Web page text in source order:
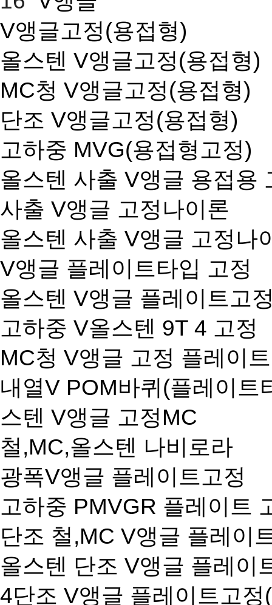
V앵글고정(용접형)
올스텐 V앵글고정(용접형)
MC청 V앵글고정(용접형)
단조 V앵글고정(용접형)
고하중 MVG(용접형고정)
올스텐 사출 V앵글 용접용
사출 V앵글 고정나이론
올스텐 사출 V앵글 고정나
V앵글 플레이트타입 고정
올스텐 V앵글 플레이트고
고하중 V올스텐 9T 4 고정
MC청 V앵글 고정 플레이
내열V POM바퀴(플레이트
스텐 V앵글 고정MC
철,MC,올스텐 나비로라
광폭V앵글 플레이트고정
고하중 PMVGR 플레이트
단조 철,MC V앵글 플레이
올스텐 단조 V앵글 플레이
4단조 V앵글 플레이트고정